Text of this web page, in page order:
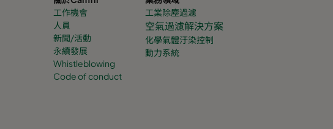
工作機會
人員
新聞/活動
永續發展
Whistleblowing
Code of conduct
工業除塵過濾
空氣過濾解決方案
化學氣體汙染控制
動力系統